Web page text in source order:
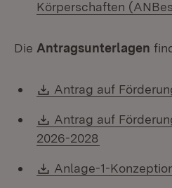
Körperschaften
Die Antragsunterlagen
Download:
Antrag auf
Download:
Antrag auf
2026-2028
Download:
Anlage-1-